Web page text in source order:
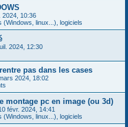
2024, 10:36
(Windows, linux...), logiciels
2024, 12:30
pas dans les cases
2024, 18:02
montage pc en image (ou 3d)
févr. 2024, 14:41
(Windows, linux...), logiciels